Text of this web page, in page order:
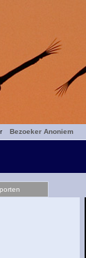
Bezoeker Anoniem